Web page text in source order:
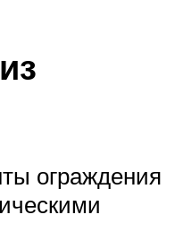
ограждения